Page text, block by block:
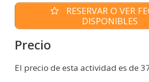
RESERVAR O VER
DISPONIBLES
Precio
El precio de esta actividad es de